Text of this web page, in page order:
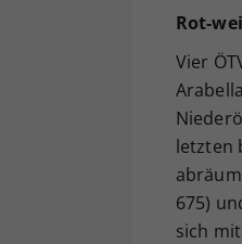
Rot-
Vier
letzten
675)
sich